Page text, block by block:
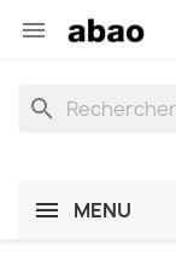

search
MENU